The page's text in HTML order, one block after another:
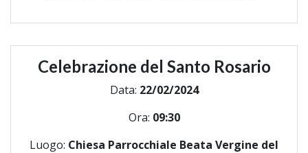
Celebrazione del Santo Rosario
Data: 22/02/2024
Ora: 09:30
Luogo: Chiesa Parrocchiale Beata Vergine del